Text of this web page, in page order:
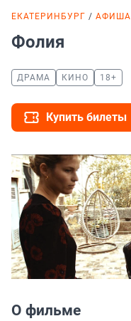
ЕКАТЕРИНБУРГ АФИША
Фолия
ДРАМА КИНО 18+
Купить билеты
О фильме